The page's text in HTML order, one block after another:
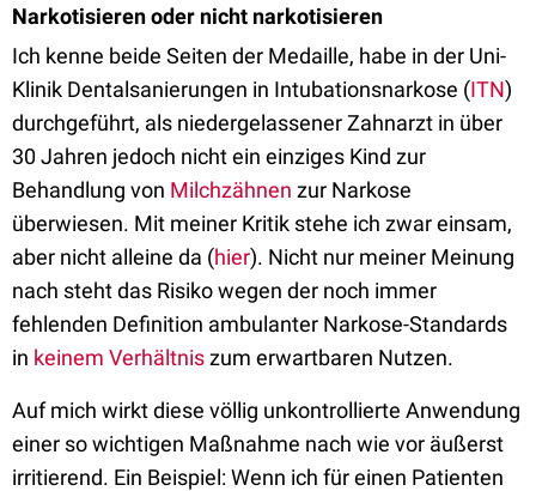
Narkotisieren oder nicht narkotisieren
Ich kenne beide Seiten der Medaille, habe in der Uni-
Klinik Dentalsanierungen in Intubationsnarkose (ITN)
durchgeführt, als niedergelassener Zahnarzt in über
30 Jahren jedoch nicht ein einziges Kind zur
Behandlung von Milchzähnen zur Narkose
überwiesen. Mit meiner Kritik stehe ich zwar einsam,
aber nicht alleine da (hier). Nicht nur meiner Meinung
nach steht das Risiko wegen der noch immer
fehlenden Definition ambulanter Narkose-Standards
in keinem Verhältniszum erwartbaren Nutzen.
Auf mich wirkt diese völlig unkontrollierte Anwendung
einer so wichtigen Maßnahme nach wie vor äußerst
irritierend. Ein Beispiel: Wenn ich für einen Patienten